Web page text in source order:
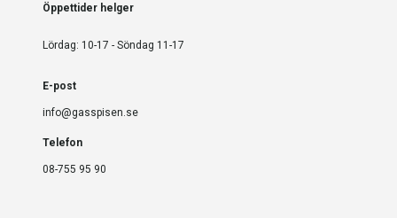
Öppettider helger
Lördag: 10-17 - Söndag 11-17
E-post
info@gasspisen.se
Telefon
08-755 95 90